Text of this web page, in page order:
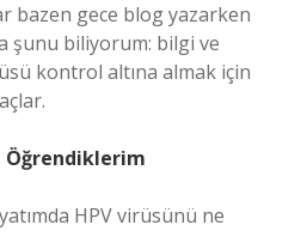
bazen gece blog yazarken
şunu biliyorum: bilgi ve
kontrol altına almak için
Öğrendiklerim
HPV virüsünü ne